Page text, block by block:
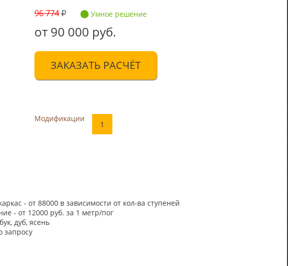
96 774 Умное решение
от 90 000 руб.
ЗАКАЗАТЬ РАСЧЁТ
Модификации
1
- от 88000 в зависимости от кол-ва ступеней
- от 12000 руб. за 1 метр/пог
дуб, ясень
запросу